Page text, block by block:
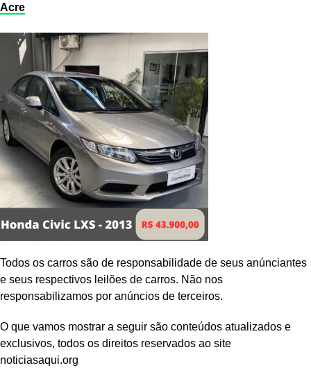
Acre
Todos os carros são de responsabilidade de seus anúnciantes
e seus respectivos leilões de carros. Não nos
responsabilizamos por anúncios de terceiros.
O que vamos mostrar a seguir são conteúdos atualizados e
exclusivos, todos os direitos reservados ao site
noticiasaqui.org